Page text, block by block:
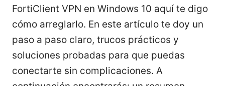
FortiClient VPN en Windows 10 aquí te digo
cómo arreglarlo. En este artículo te doy un
paso a paso claro, trucos prácticos y
soluciones probadas para que puedas
conectarte sin complicaciones. A